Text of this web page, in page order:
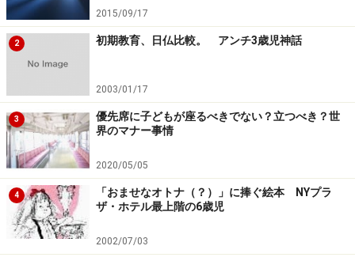
2015/09/17
2 初期教育、日仏比較。 アンチ3歳児神話
2003/01/17
3
優先席に子どもが座るべきでない？立つべき？世
界のマナー事情
2020/05/05
4
「おませなオトナ（？）」に捧ぐ絵本 NYプラ
ザ・ホテル最上階の6歳児
2002/07/03